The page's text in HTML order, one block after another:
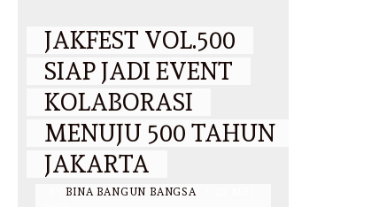
JAKFEST VOL.500
SIAP JADI EVENT
KOLABORASI
MENUJU 500 TAHUN
JAKARTA
BINA BANGUN BANGSA